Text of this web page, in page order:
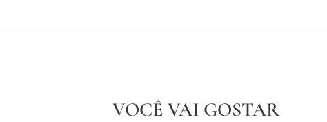
VOCÊ VAI GOSTAR